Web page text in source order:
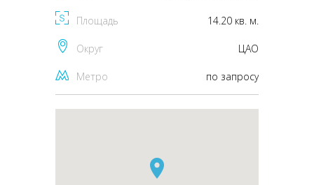
Площадь 14.20 кв. м.
Округ ЦАО
Метро по запросу